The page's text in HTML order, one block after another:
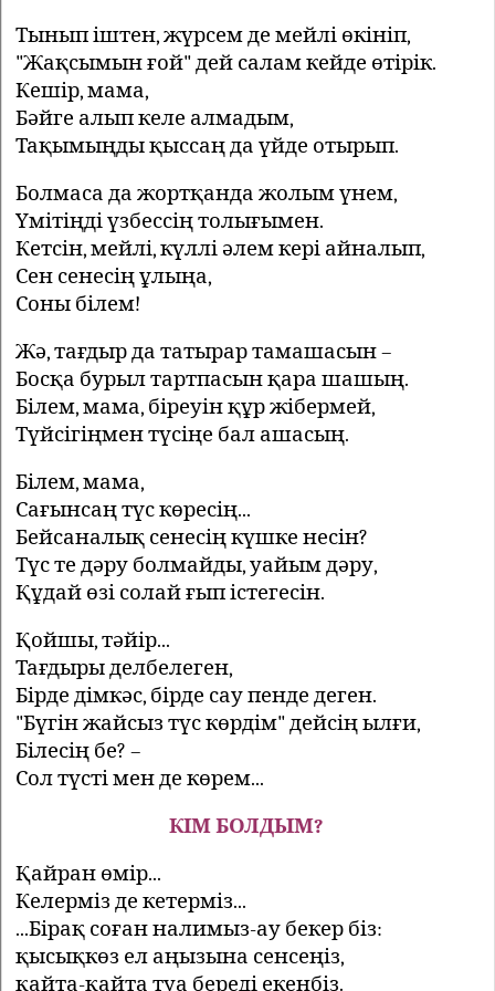
Тынып іштен, жүрсем де мейлі өкініп,
"Жақсымын ғой" дей салам кейде өтірік.
Кешір, мама,
Бәйге алып келе алмадым,
Тақымыңды қыссаң да үйде отырып.
Болмаса да жортқанда жолым үнем,
Үмітіңді үзбессің толығымен.
Кетсін, мейлі, күллі әлем кері айналып,
Сен сенесің ұлыңа,
Соны білем!
Жә, тағдыр да татырар тамашасын –
Босқа бурыл тартпасын қара шашың.
Білем, мама, біреуін құр жібермей,
Түйсігіңмен түсіңе бал ашасың.
Білем, мама,
Сағынсаң түс көресің...
Бейсаналық сенесің күшке несін?
Түс те дәру болмайды, уайым дәру,
Құдай өзі солай ғып істегесін.
Қойшы, тәйір...
Тағдыры делбелеген,
Бірде дімкәс, бірде сау пенде деген.
"Бүгін жайсыз түс көрдім" дейсің ылғи,
Білесің бе? –
Сол түсті мен де көрем...
КІМ БОЛДЫМ?
Қайран өмір...
Келерміз де кетерміз...
...Бірақ соған налимыз-ау бекер біз:
қысықкөз ел аңызына сенсеңіз,
қайта-қайта туа береді екенбіз.